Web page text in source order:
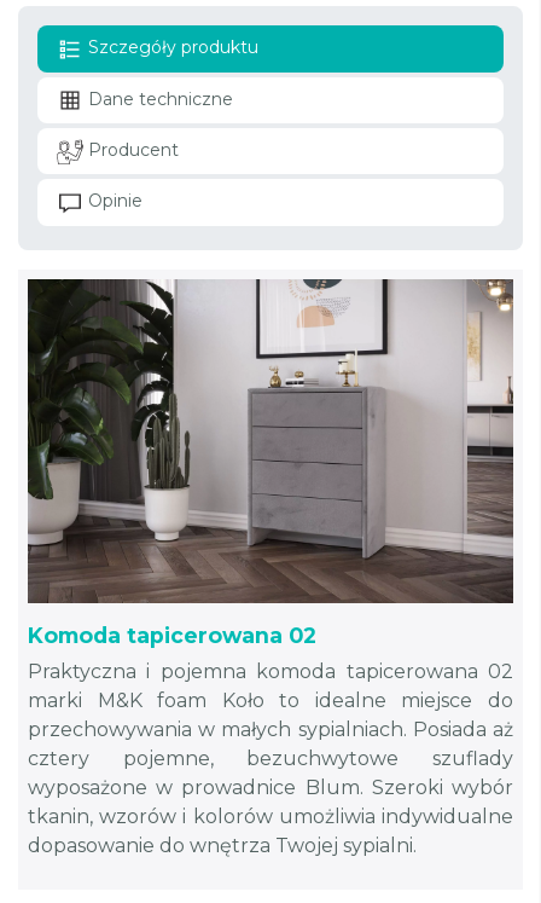
Szczegóły produktu
Dane techniczne
Producent
Opinie
Komoda tapicerowana 02
Praktyczna i pojemna komoda tapicerowana 02
marki M&K foam Koło to idealne miejsce do
przechowywania w małych sypialniach. Posiada aż
cztery pojemne, bezuchwytowe szuflady
wyposażone w prowadnice Blum. Szeroki wybór
tkanin, wzorów i kolorów umożliwia indywidualne
dopasowanie do wnętrza Twojej sypialni.